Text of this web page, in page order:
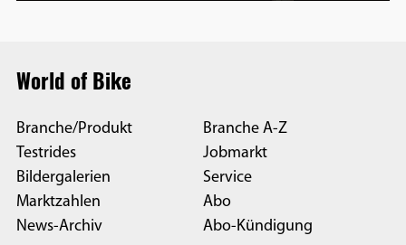
World of Bike
Branche/Produkt
Testrides
Bildergalerien
Marktzahlen
News-Archiv
Branche A-Z
Jobmarkt
Service
Abo
Abo-Kündigung